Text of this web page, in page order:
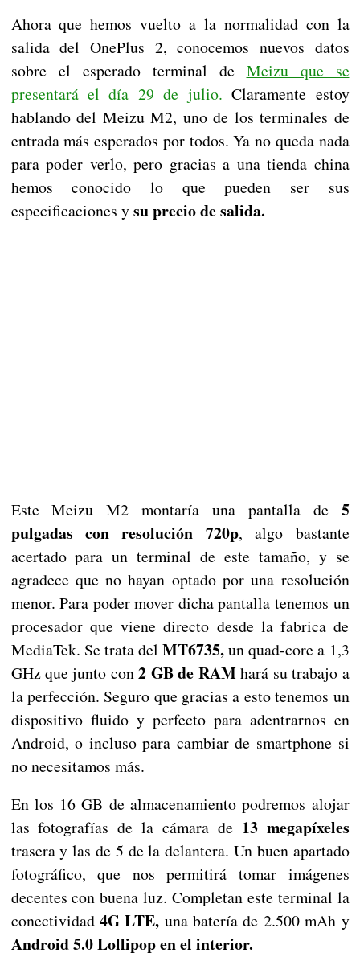
Ahora que hemos vuelto a la normalidad con la
salida del OnePlus 2, conocemos nuevos datos
sobre el esperado terminal de Meizu que se
presentará el día 29 de julio. Claramente estoy
hablando del Meizu M2, uno de los terminales de
entrada más esperados por todos. Ya no queda nada
para poder verlo, pero gracias a una tienda china
hemos conocido lo que pueden ser sus
especificaciones ysu precio de salida.
Este Meizu M2 montaría una pantalla de 5
pulgadas con resolución 720p, algo bastante
acertado para un terminal de este tamaño, y se
agradece que no hayan optado por una resolución
menor. Para poder mover dicha pantalla tenemos un
procesador que viene directo desde la fabrica de
MediaTek. Se trata del MT6735,un quad-core a 1,3
GHz que junto con2 GB de RAMhará su trabajo a
la perfección. Seguro que gracias a esto tenemos un
dispositivo fluido y perfecto para adentrarnos en
Android, o incluso para cambiar de smartphone si
no necesitamos más.
En los 16 GB de almacenamiento podremos alojar
las fotografías de la cámara de 13 megapíxeles
trasera y las de 5 de la delantera. Un buen apartado
fotográfico, que nos permitirá tomar imágenes
decentes con buena luz. Completan este terminal la
conectividad4G LTE, una batería de 2.500 mAh y
Android 5.0 Lollipop en el interior.